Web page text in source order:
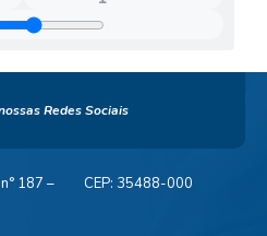
Redes Sociais
187 –
CEP: 35488-000